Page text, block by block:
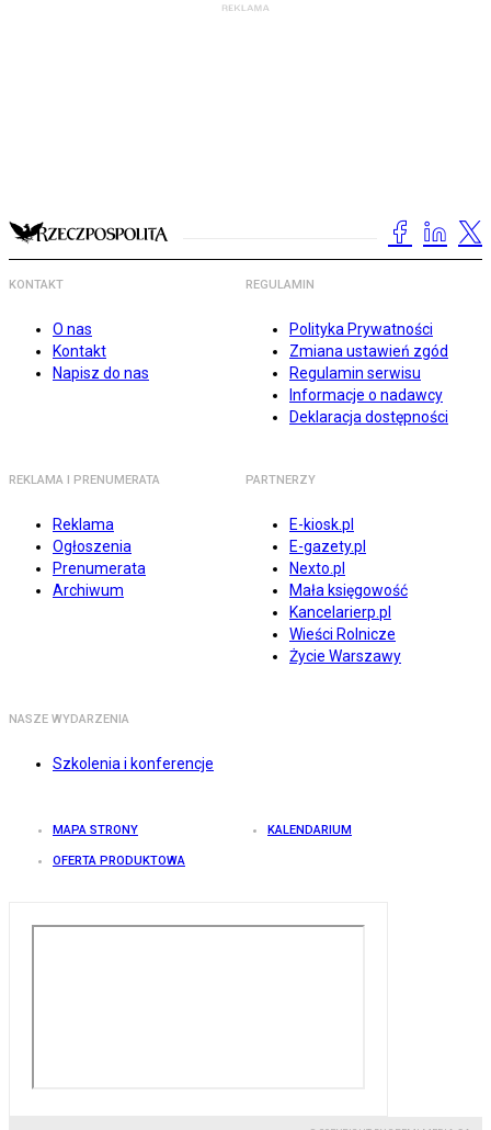
KONTAKT
O nas
Kontakt
Napisz do nas
REGULAMIN
Polityka Prywatności
Zmiana ustawień zgód
Regulamin serwisu
Informacje o nadawcy
Deklaracja dostępności
REKLAMA I PRENUMERATA
Reklama
Ogłoszenia
Prenumerata
Archiwum
PARTNERZY
E-kiosk.pl
E-gazety.pl
Nexto.pl
Mała księgowość
Kancelarierp.pl
Wieści Rolnicze
Życie Warszawy
NASZE WYDARZENIA
Szkolenia i konferencje
MAPA STRONY KALENDARIUM
OFERTA PRODUKTOWA